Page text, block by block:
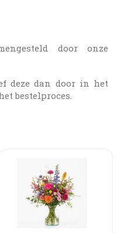
door onze
deze dan door in het
bestelproces.